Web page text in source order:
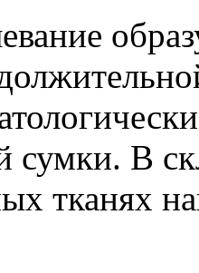
сумки. В
тканях